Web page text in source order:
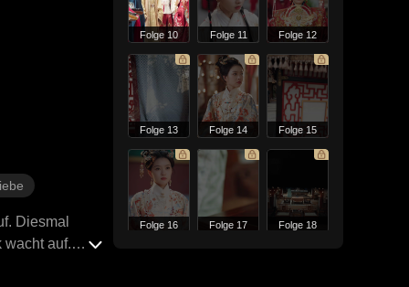
Diesmal
wacht auf.
Folge 10 Folge 11 Folge 12
Folge 13 Folge 14 Folge 15
Folge 16 Folge 17 Folge 18